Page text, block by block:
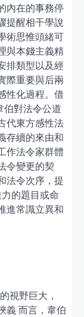
內在的事務停
提醒相干學說
術思惟頭緒可
與本錢主義精
排類型以及經
際重要與后兩
性化過程。借
伯對法令公道
代東方感性法
存續的來由和
作法令家群體
令變更的契
法令次序，提
的題目或命
進常識立異和
視野巨大，
義 而言，韋伯